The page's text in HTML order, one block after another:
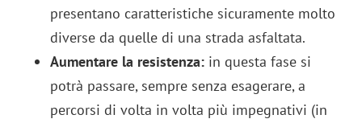
presentano caratteristiche sicuramente molto
diverse da quelle di una strada asfaltata.
Aumentare la resistenza: in questa fase si
potrà passare, sempre senza esagerare, a
percorsi di volta in volta più impegnativi (in